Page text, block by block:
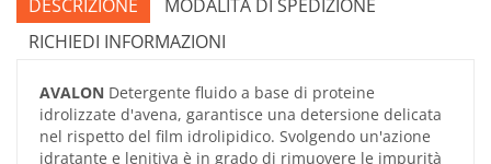
DESCRIZIONE
MODALITÀ DI SPEDIZIONE
RICHIEDI INFORMAZIONI
AVALON Detergente fluido a base di proteine
idrolizzate d'avena, garantisce una detersione delicata
nel rispetto del film idrolipidico. Svolgendo un'azione
idratante e lenitiva è in grado di rimuovere le impurità